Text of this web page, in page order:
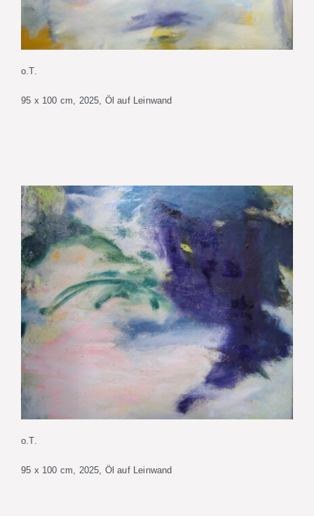
o.T.
95 x 100 cm, 2025, Öl auf Leinwand
o.T.
95 x 100 cm, 2025, Öl auf Leinwand